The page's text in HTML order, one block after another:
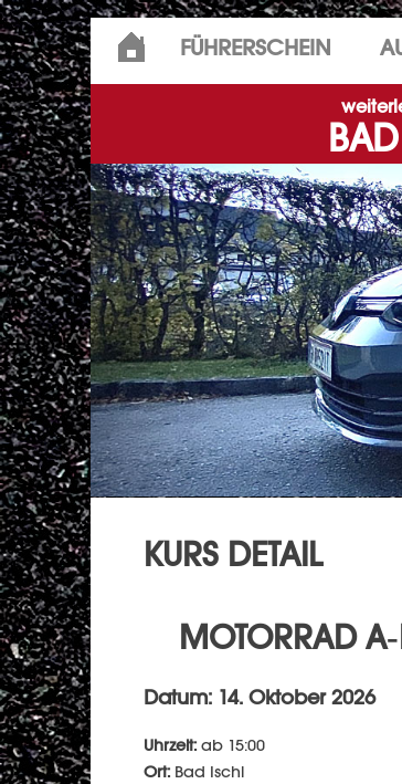
Skip
to
content
FÜHRERSCHEIN
KURS DETAIL
MOTORRAD A-
Datum: 14. Oktober 2026
Uhrzeit: ab 15:00
Ort: Bad Ischl